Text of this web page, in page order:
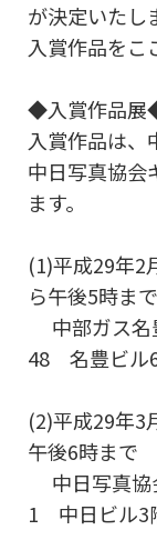
が決定いたし
入賞作品をこ
◆入賞作品
入賞作品は、
中日写真協会
ます。
(1)平成29年
ら午後5時まで
中部ガス名
48 名豊ビル6
(2)平成29年
午後6時まで
中日写真協
1 中日ビル3